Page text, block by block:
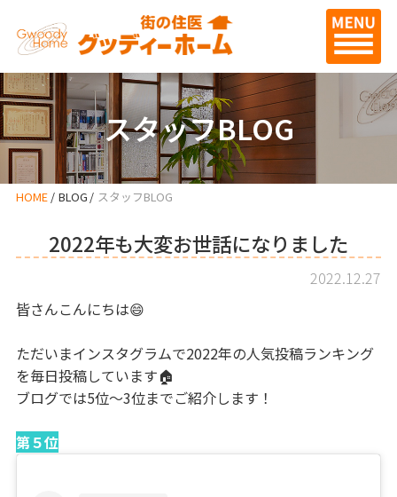
スタッフBLOG
HOME BLOG スタッフBLOG
2022年も大変お世話になりました
2022.12.27
皆さんこんにちは😄
ただいまインスタグラムで2022年の人気投稿ランキング
を毎日投稿しています🏠
ブログでは5位～3位までご紹介します！
第５位